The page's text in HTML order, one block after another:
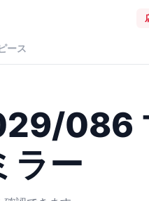
ース
086
ラー